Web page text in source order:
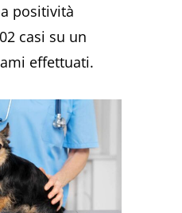
positività
casi su un
effettuati.